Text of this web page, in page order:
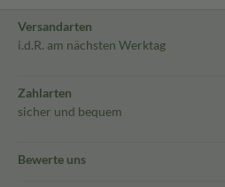
Versandarten
i.d.R. am nächsten Werktag
Zahlarten
sicher und bequem
Bewerte uns